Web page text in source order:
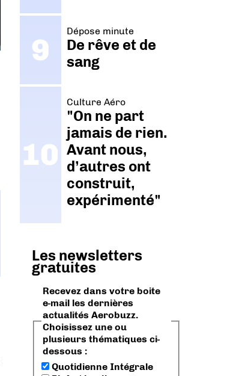
Dépose minute
De rêve et de
sang
Culture Aéro
"On ne part
jamais de rien.
Avant nous,
d’autres ont
construit,
expérimenté"
Les newsletters
gratuites
Recevez dans votre boite
e-mail les dernières
actualités Aerobuzz.
Choisissez une ou
plusieurs thématiques ci-
dessous :
Quotidienne Intégrale